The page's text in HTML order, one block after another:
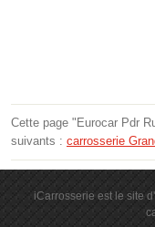
Cette page "Eurocar Pdr
suivants : carrosserie
iCarrosserie est le site